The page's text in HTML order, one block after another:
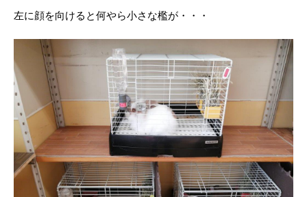
左に顔を向けると何やら小さな檻が・・・